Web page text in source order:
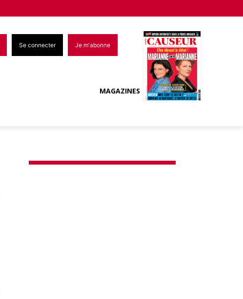
Se connecter Je m'abonne
MAGAZINES